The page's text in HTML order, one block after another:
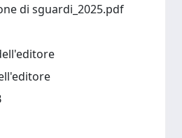
di sguardi_2025.pdf